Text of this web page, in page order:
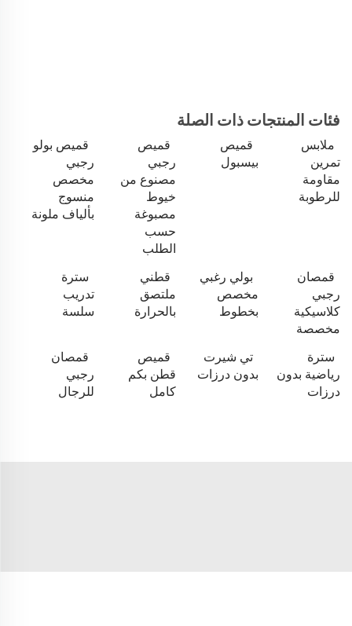
فئات المنتجات ذات الصلة
ملابس
تمرين
مقاومة
للرطوبة
قميص
بيسبول
قميص
رجبي
مصنوع من
خيوط
مصبوغة
حسب
الطلب
قميص بولو
رجبي
مخصص
منسوج
بألياف ملونة
قمصان
رجبي
كلاسيكية
مخصصة
بولي رغبي
مخصص
بخطوط
قطني
ملتصق
بالحرارة
سترة
تدريب
سلسة
سترة
رياضية بدون
درزات
تي شيرت
بدون درزات
قميص
قطن بكم
كامل
قمصان
رجبي
للرجال